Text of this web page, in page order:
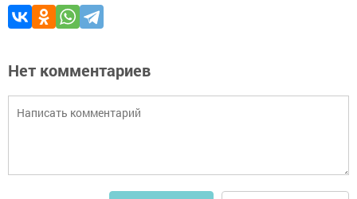
Нет комментариев